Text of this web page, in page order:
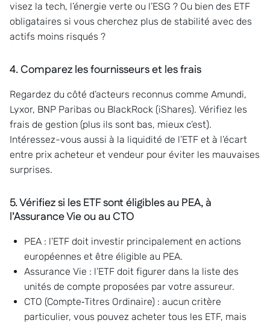
visez la tech, l’énergie verte ou l’ESG ? Ou bien des ETF
obligataires si vous cherchez plus de stabilité avec des
actifs moins risqués ?
4. Comparez les fournisseurs et les frais
Regardez du côté d’acteurs reconnus comme Amundi,
Lyxor, BNP Paribas ou BlackRock (iShares). Vérifiez les
frais de gestion (plus ils sont bas, mieux c’est).
Intéressez-vous aussi à la liquidité de l’ETF et à l’écart
entre prix acheteur et vendeur pour éviter les mauvaises
surprises.
5. Vérifiez si les ETF sont éligibles au PEA, à
l’Assurance Vie ou au CTO
PEA : l’ETF doit investir principalement en actions
européennes et être éligible au PEA.
Assurance Vie : l’ETF doit figurer dans la liste des
unités de compte proposées par votre assureur.
CTO (Compte‑Titres Ordinaire) : aucun critère
particulier, vous pouvez acheter tous les ETF, mais